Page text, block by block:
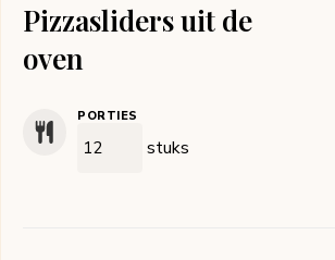
Pizzasliders uit de
oven
PORTIES
stuks